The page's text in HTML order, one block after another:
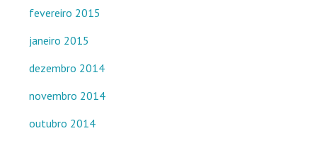
fevereiro 2015
janeiro 2015
dezembro 2014
novembro 2014
outubro 2014